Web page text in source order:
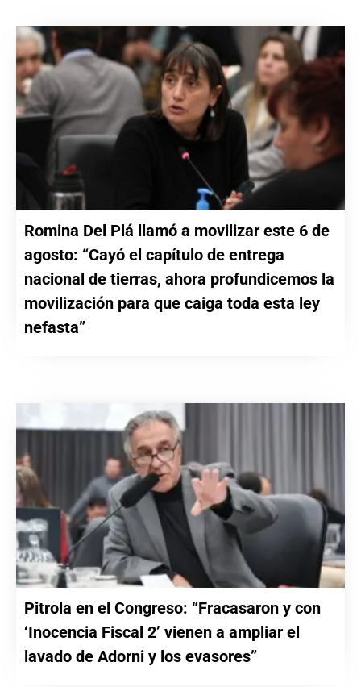
Romina Del Plá llamó a movilizar este 6 de
agosto: “Cayó el capítulo de entrega
nacional de tierras, ahora profundicemos la
movilización para que caiga toda esta ley
nefasta”
Pitrola en el Congreso: “Fracasaron y con
‘Inocencia Fiscal 2’ vienen a ampliar el
lavado de Adorni y los evasores”